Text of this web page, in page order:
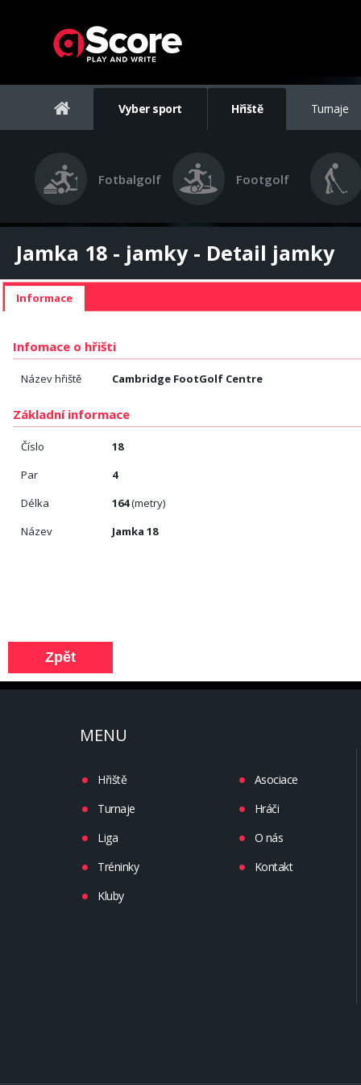
Vyber sport Hřiště Turnaje
Fotbalgolf Footgolf
Jamka 18 - jamky - Detail jamky
Informace
Infomace o hřišti
Název hřiště Cambridge FootGolf Centre
Základní informace
Číslo
18
Par
4
Délka
164(metry)
Název
Jamka 18
MENU
Hřiště
Turnaje
Liga
Tréninky
Kluby
Asociace
Hráči
O nás
Kontakt